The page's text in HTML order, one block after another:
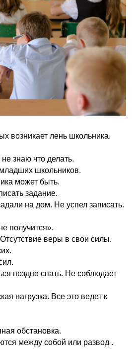
возникает лень школьника.
знаю что делать.
школьников.
может быть.
задание.
на дом. Не успел записать.
получится».
веры в свои силы.
поздно спать. Не соблюдает
нагрузка. Все это ведет к
обстановка.
между собой или развод .